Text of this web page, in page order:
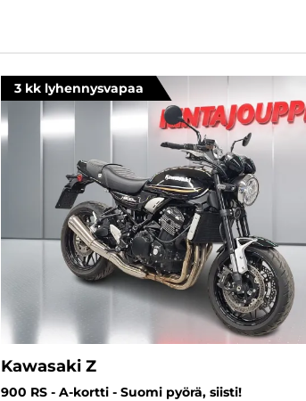
3 kk lyhennysvapaa
Kawasaki Z
900 RS - A-kortti - Suomi pyörä, siisti!